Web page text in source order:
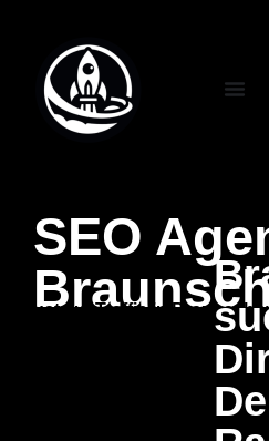
SEO
Lust auf Traffic in